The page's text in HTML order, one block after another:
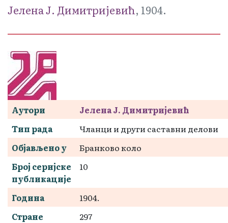
Јелена Ј. Димитријевић, 1904.
Аутори
Јелена Ј. Димитријевић
Тип рада
Чланци и други саставни делови
Објављено у
Бранково коло
Број серијске
публикације
10
Година
1904.
Стране
297